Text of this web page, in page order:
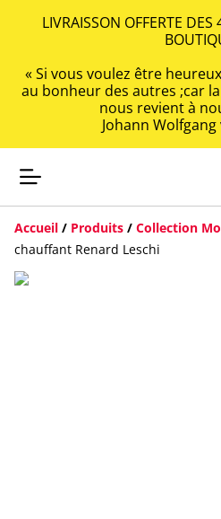
LIVRAISSON OFFERTE
« Si vous voulez être
au bonheur des autres ;car
nous revient à
Johann
Accueil / Produits / Collection
chauffant Renard Leschi